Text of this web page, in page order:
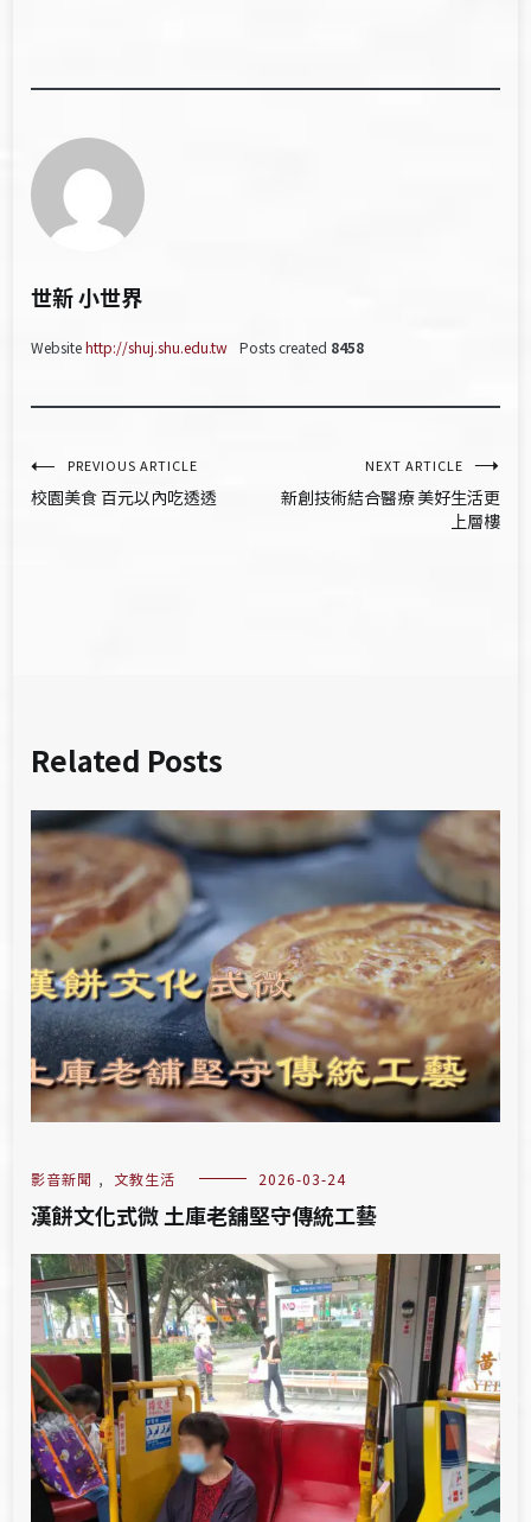
世新 小世界
Websitehttp://shuj.shu.edu.tw Posts created 8458
文
章
PREVIOUS ARTICLE
校園美食 百元以內吃透透
NEXT ARTICLE
新創技術結合醫療 美好生活更
上層樓
Related Posts
影音新聞 , 文教生活 2026-03-24
漢餅文化式微 土庫老舖堅守傳統工藝